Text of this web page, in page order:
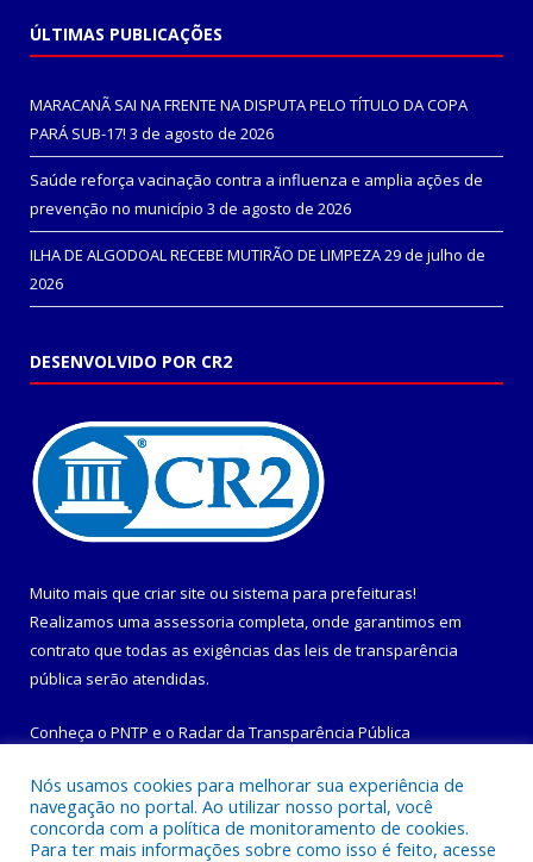
ÚLTIMAS PUBLICAÇÕES
MARACANÃ SAI NA FRENTE NA DISPUTA PELO TÍTULO DA COPA
PARÁ SUB-17! 3 de agosto de 2026
Saúde reforça vacinação contra a influenza e amplia ações de
prevenção no município 3 de agosto de 2026
ILHA DE ALGODOAL RECEBE MUTIRÃO DE LIMPEZA29 de julho de
2026
DESENVOLVIDO POR CR2
Muito mais que criar site ou sistema para prefeituras!
Realizamos uma assessoria completa, onde garantimos em
contrato que todas as exigências das leis de transparência
pública serão atendidas.
Conheça o PNTP e o Radar da Transparência Pública
Todos os direitos reservados a Prefeitura Municipal de
Nós usamos cookies para melhorar sua experiência de
navegação no portal. Ao utilizar nosso portal, você
concorda com a política de monitoramento de cookies.
Para ter mais informações sobre como isso é feito, acesse